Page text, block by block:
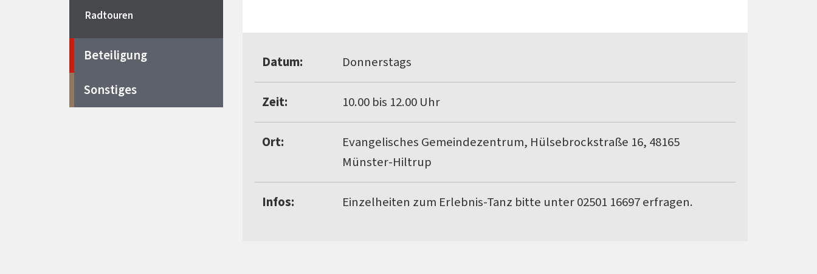
Datum: Donnerstags
Zeit: 10.00 bis 12.00 Uhr
Ort:
Evangelisches Gemeindezentrum, Hülsebrockstraße 16, 48165
Münster-Hiltrup
Infos: Einzelheiten zum Erlebnis-Tanz bitte unter 02501 16697 erfragen.
Radtouren
Beteiligung
Sonstiges